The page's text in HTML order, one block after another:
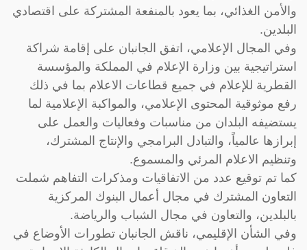
والأمن الغذائي، بما يعود بالمنفعة المشتركة على اقتصادي
البلدين.
وفي المجال الإعلامي، اتفق الجانبان على إقامة شراكة
استراتيجية بين وزارة الإعلام في المملكة والمؤسسة
القطرية للإعلام في جميع قطاعات الاعلام بما في ذلك
رفع موثوقية المحتوى الإعلامي، والمواكبة الإعلامية لما
يستضيفه البلدان من مناسبات وفعاليات والعمل على
إبرازها عالمياً، والتبادل البرامجي والإنتاج المشترك،
وتنظيم الاعلام المرئي والمسموع.
كما تم توقيع عدد من الاتفاقيات ومذكرات التفاهم شملت
التعاون المشترك في مجال أعمال البنوك المركزية
بالبلدين، والتعاون في مجال الشباب والرياضة.
وفي الشأن الإقليمي، ناقش الجانبان تطورات الأوضاع في